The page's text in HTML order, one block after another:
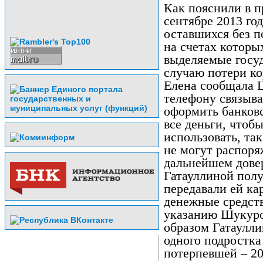
Как пояснили в
сентябре 2013
оставшихся без
на счетах
выделяемые
случаю потери
Елена сообщала
телефону
оформить
все деньги,
использовать,
не могут
дальнейшем
Гатауллиной
передавали ей
денежные
указанию
образом
одного
потерпевшей –